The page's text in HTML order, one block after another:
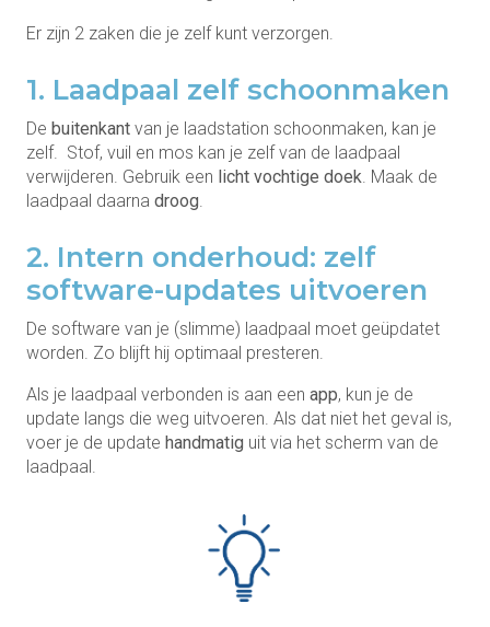
Er zijn 2 zaken die je zelf kunt verzorgen.
1. Laadpaal zelf schoonmaken
De buitenkant van je laadstation schoonmaken, kan je
zelf. Stof, vuil en mos kan je zelf van de laadpaal
verwijderen. Gebruik een licht vochtige doek . Maak de
laadpaal daarna droog
2. Intern onderhoud: zelf
software-updates uitvoeren
De software van je (slimme) laadpaal moet geüpdatet
worden. Zo blijft hij optimaal presteren.
Als je laadpaal verbonden is aan een app, kun je de
update langs die weg uitvoeren. Als dat niet het geval is,
voer je de update handmatig uit via het scherm van de
laadpaal.